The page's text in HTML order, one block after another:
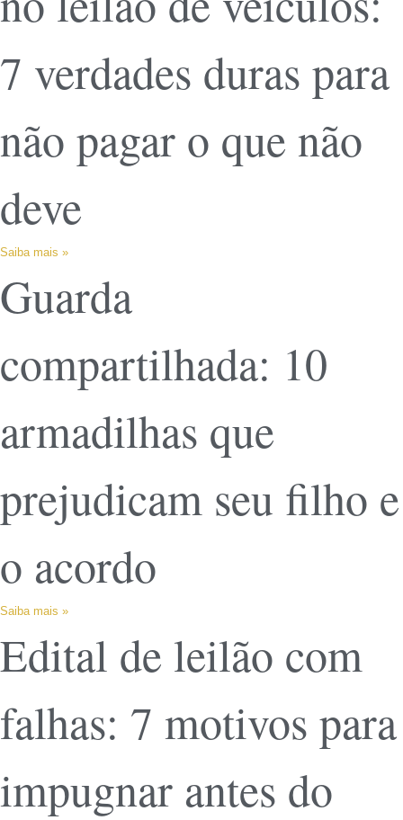
7 verdades duras para
não pagar o que não
deve
Saiba mais »
Guarda
compartilhada: 10
armadilhas que
prejudicam seu filho e
o acordo
Saiba mais »
Edital de leilão com
falhas: 7 motivos para
impugnar antes do